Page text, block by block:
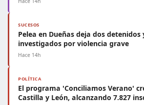
SUCESOS
Pelea en Dueñas deja dos detenidos
investigados por violencia grave
Hace 14h
POLÍTICA
El programa 'Conciliamos Verano'
Castilla y León, alcanzando 7.827